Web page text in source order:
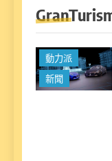
動力派
新聞